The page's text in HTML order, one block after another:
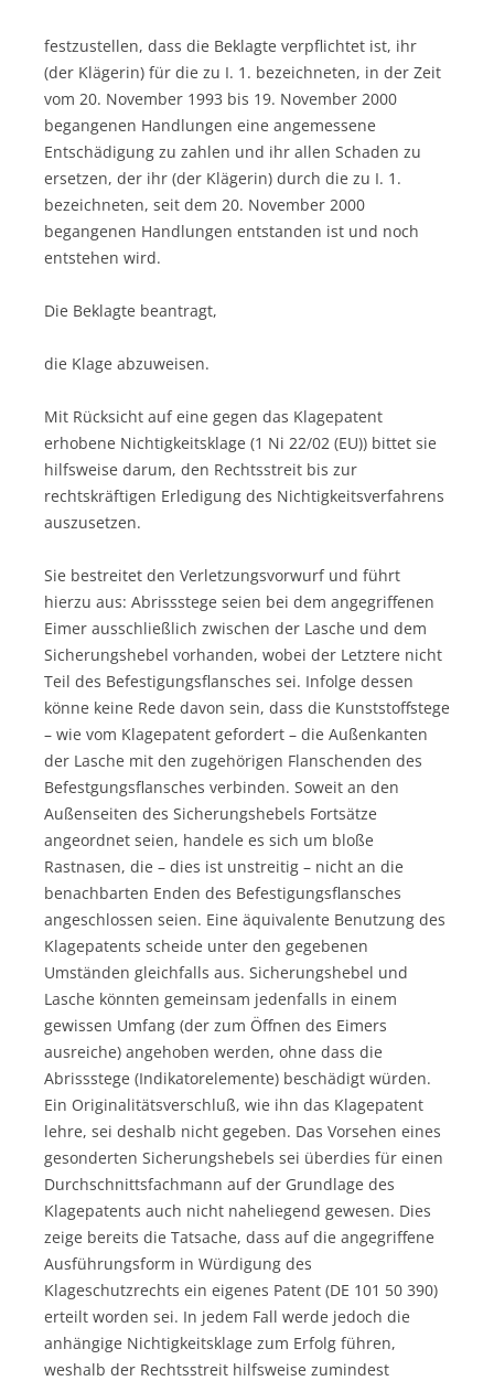
festzustellen, dass die Beklagte verpflichtet ist, ihr
(der Klägerin) für die zu I. 1. bezeichneten, in der Zeit
vom 20. November 1993 bis 19. November 2000
begangenen Handlungen eine angemessene
Entschädigung zu zahlen und ihr allen Schaden zu
ersetzen, der ihr (der Klägerin) durch die zu I. 1.
bezeichneten, seit dem 20. November 2000
begangenen Handlungen entstanden ist und noch
entstehen wird.
Die Beklagte beantragt,
die Klage abzuweisen.
Mit Rücksicht auf eine gegen das Klagepatent
erhobene Nichtigkeitsklage (1 Ni 22/02 (EU)) bittet sie
hilfsweise darum, den Rechtsstreit bis zur
rechtskräftigen Erledigung des Nichtigkeitsverfahrens
auszusetzen.
Sie bestreitet den Verletzungsvorwurf und führt
hierzu aus: Abrissstege seien bei dem angegriffenen
Eimer ausschließlich zwischen der Lasche und dem
Sicherungshebel vorhanden, wobei der Letztere nicht
Teil des Befestigungsflansches sei. Infolge dessen
könne keine Rede davon sein, dass die Kunststoffstege
– wie vom Klagepatent gefordert – die Außenkanten
der Lasche mit den zugehörigen Flanschenden des
Befestgungsflansches verbinden. Soweit an den
Außenseiten des Sicherungshebels Fortsätze
angeordnet seien, handele es sich um bloße
Rastnasen, die – dies ist unstreitig – nicht an die
benachbarten Enden des Befestigungsflansches
angeschlossen seien. Eine äquivalente Benutzung des
Klagepatents scheide unter den gegebenen
Umständen gleichfalls aus. Sicherungshebel und
Lasche könnten gemeinsam jedenfalls in einem
gewissen Umfang (der zum Öffnen des Eimers
ausreiche) angehoben werden, ohne dass die
Abrissstege (Indikatorelemente) beschädigt würden.
Ein Originalitätsverschluß, wie ihn das Klagepatent
lehre, sei deshalb nicht gegeben. Das Vorsehen eines
gesonderten Sicherungshebels sei überdies für einen
Durchschnittsfachmann auf der Grundlage des
Klagepatents auch nicht naheliegend gewesen. Dies
zeige bereits die Tatsache, dass auf die angegriffene
Ausführungsform in Würdigung des
Klageschutzrechts ein eigenes Patent (DE 101 50 390)
erteilt worden sei. In jedem Fall werde jedoch die
anhängige Nichtigkeitsklage zum Erfolg führen,
weshalb der Rechtsstreit hilfsweise zumindest